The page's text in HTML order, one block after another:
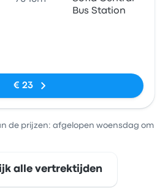
Bus Station
€ 23
de prijzen: afgelopen woensdag om
alle vertrektijden